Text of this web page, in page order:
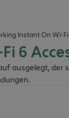
Instant On Wi-
6
ausgelegt,